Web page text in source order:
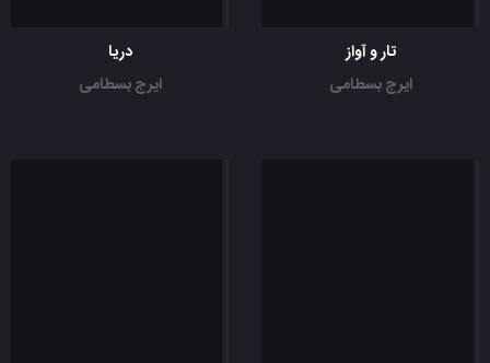
تار و آواز
ایرج بسطامی
دریا
ایرج بسطامی